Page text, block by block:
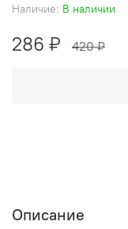
Наличие: В наличии
286 ₽ 420 ₽
Описание